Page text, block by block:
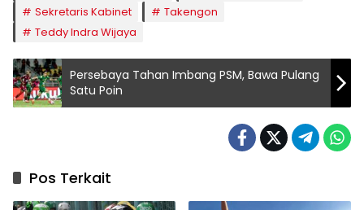
Sekretaris Kabinet
Takengon
Teddy Indra Wijaya
Persebaya Tahan Imbang PSM, Bawa Pulang
Satu Poin
Pos Terkait